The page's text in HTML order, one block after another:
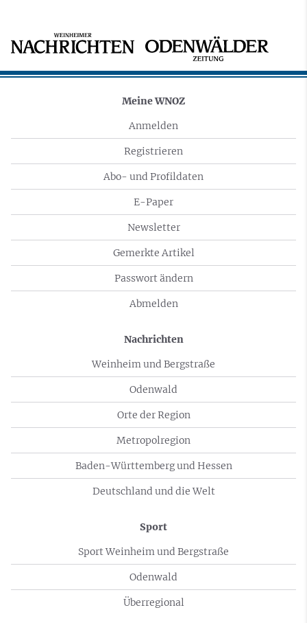
Meine WNOZ
Anmelden
Registrieren
Abo- und Profildaten
E-Paper
Newsletter
Gemerkte Artikel
Passwort ändern
Abmelden
Nachrichten
Weinheim und Bergstraße
Odenwald
Orte der Region
Metropolregion
Baden-Württemberg und Hessen
Deutschland und die Welt
Sport
Sport Weinheim und Bergstraße
Odenwald
Überregional